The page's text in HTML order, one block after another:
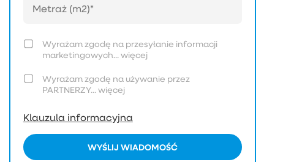
Wyrażam zgodę na przesyłanie informacji
marketingowych...więcej
Wyrażam zgodę na używanie przez
PARTNERZY...więcej
Klauzula informacyjna
WYŚLIJ WIADOMOŚĆ